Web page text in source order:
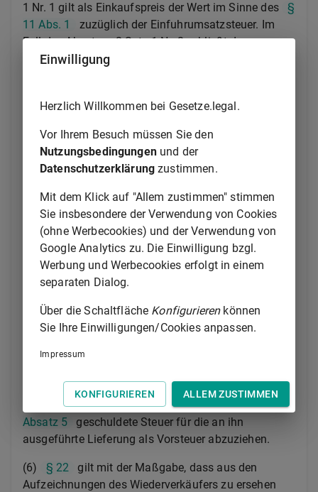
1 Nr. 1 gilt als Einkaufspreis der Wert im Sinne des
§
11 Abs. 1
zuzüglich der Einfuhrumsatzsteuer. Im
Fall des Absatzes 2 Satz 1 Nr. 2 schließt der
Einkaufspreis die Umsatzsteuer des Lieferers ein.
eines Besteuerungszeitraums ausgeführten Umsätze
Summe der Verkaufspreise und der Werte nach
Abs. 4 Nr. 1 die Summe der Einkaufspreise dieses
Zeitraums übersteigt (Gesamtdifferenz). Die
Besteuerung nach der Gesamtdifferenz ist nur bei
solchen Gegenständen zulässig, deren Einkaufspreis
750 Euro nicht übersteigt. Im Übrigen gilt Absatz 3
entsprechend.
(5) Die Steuer ist mit dem allgemeinen Steuersatz
nach § 12 Abs. 1 zu berechnen. Die
Steuerbefreiungen, ausgenommen die
Steuerbefreiung für innergemeinschaftliche
Lieferungen (§ 4 Nr. 1 Buchstabe b,
§ 6a
unberührt. Abweichend von
berechtigt, die entstandene Einfuhrumsatzsteuer, die
gesondert ausgewiesene Steuer oder die nach § 13b
Absatz 5
geschuldete Steuer für die an ihn
ausgeführte Lieferung als Vorsteuer abzuziehen.
(6) § 22
gilt mit der Maßgabe, dass aus den
Aufzeichnungen des Wiederverkäufers zu ersehen
Einwilligung
Herzlich Willkommen bei Gesetze.legal.
Vor Ihrem Besuch müssen Sie den
Nutzungsbedingungenund der
Datenschutzerklärung zustimmen.
Mit dem Klick auf "Allem zustimmen" stimmen
Sie insbesondere der Verwendung von Cookies
(ohne Werbecookies) und der Verwendung von
Google Analytics zu. Die Einwilligung bzgl.
Werbung und Werbecookies erfolgt in einem
separaten Dialog.
Über die Schaltfläche Konfigurierenkönnen
Sie Ihre Einwilligungen/Cookies anpassen.
Impressum
KONFIGURIEREN ALLEM ZUSTIMMEN